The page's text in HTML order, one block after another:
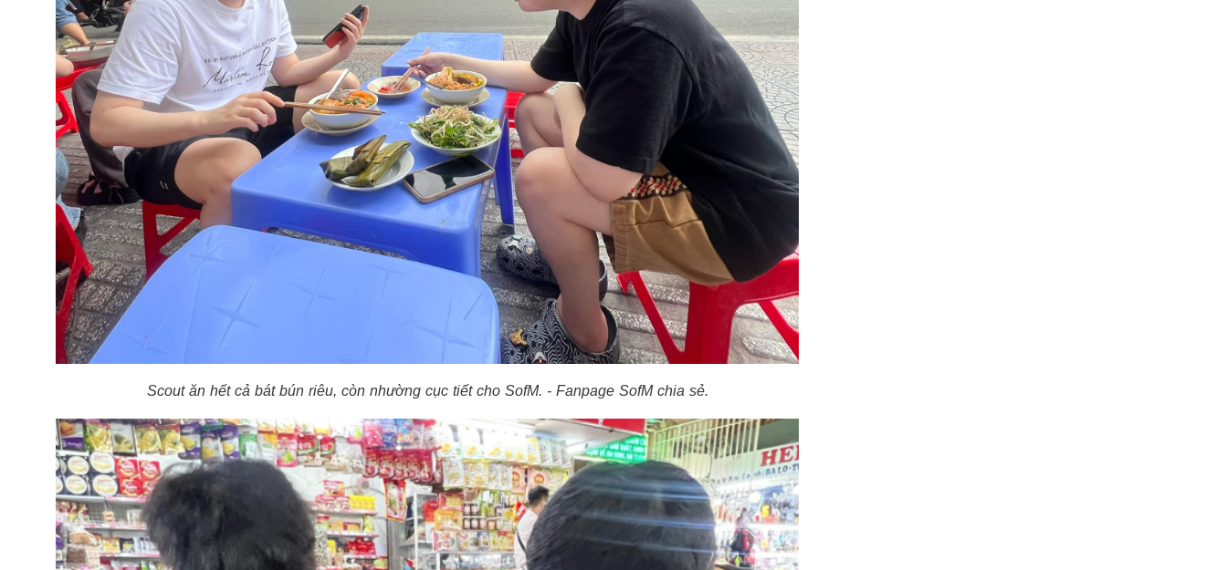
Scout ăn hết cả bát bún riêu, còn nhường cục tiết cho SofM. - Fanpage SofM chia sẻ.